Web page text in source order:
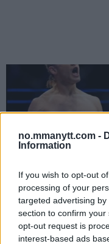
no.mmanytt.com -
Information
If you wish to opt-out
processing of your
targeted advertising
section to confirm
opt-out request is
interest-based ads
ARMAN TSARUKYAN
Arman Tsarukyan: –
tittelmuligheter
Erik Solvang 13 January, 2026